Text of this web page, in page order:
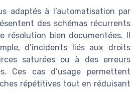
adaptés à l’automatisation par
des schémas récurrents
résolution bien documentées. Il
d’incidents liés aux droits
saturées ou à des erreurs
Ces cas d’usage permettent
répétitives tout en réduisant